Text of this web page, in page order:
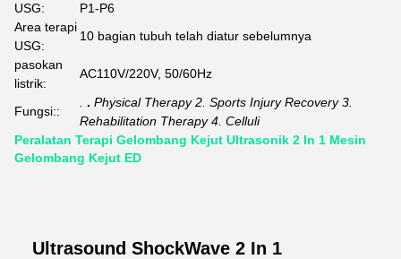
USG:
P1-P6
Area terapi
USG:
10 bagian tubuh telah diatur sebelumnya
pasokan
listrik:
AC110V/220V, 50/60Hz
Fungsi::
. Physical Therapy 2. Sports Injury Recovery 3.
Rehabilitation Therapy 4. Celluli
Peralatan Terapi Gelombang Kejut Ultrasonik 2 In 1 Mesin
Gelombang Kejut ED
Ultrasound ShockWave 2 In 1